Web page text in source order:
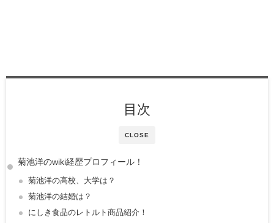
CLOSE
目次
菊池洋のwiki経歴プロフィール！
菊池洋の高校、大学は？
菊池洋の結婚は？
にしき食品のレトルト商品紹介！